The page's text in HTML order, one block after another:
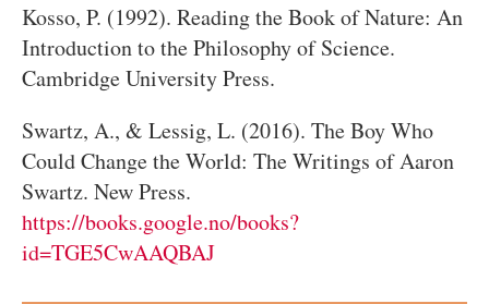
Kosso, P. (1992). Reading the Book of Nature: An
Introduction to the Philosophy of Science.
Cambridge University Press.
Swartz, A., & Lessig, L. (2016). The Boy Who
Could Change the World: The Writings of Aaron
Swartz. New Press.
https://books.google.no/books?
id=TGE5CwAAQBAJ